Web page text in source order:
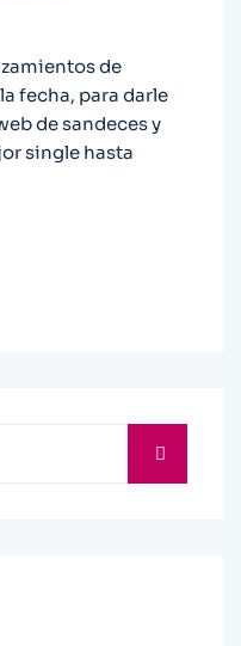
de
fecha, para darle
de sandeces y
single hasta